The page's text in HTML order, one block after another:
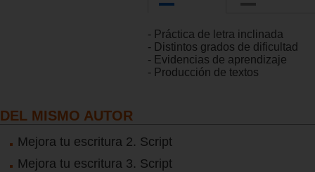
- Práctica de letra inclinada
- Distintos grados de dificultad
- Evidencias de aprendizaje
- Producción de textos
DEL MISMO AUTOR
Mejora tu escritura 2. Script
Mejora tu escritura 3. Script